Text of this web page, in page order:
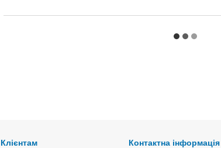
Клієнтам Контактна інформація